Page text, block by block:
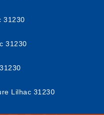
31230
31230
Lilhac 31230